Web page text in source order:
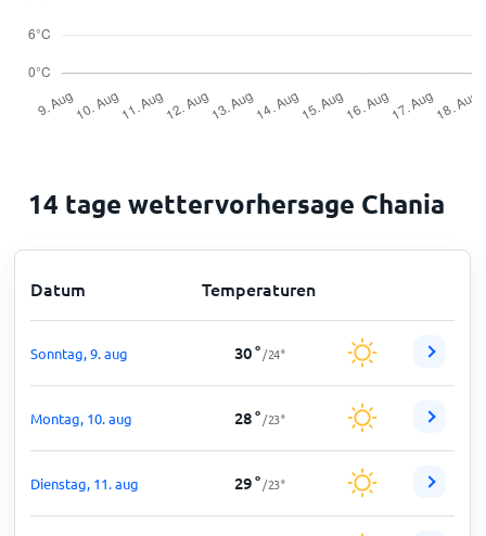
14 tage wettervorhersage Chania
Datum Temperaturen
Sonntag, 9. aug 30° /24°
Montag, 10. aug 28° /23°
Dienstag, 11. aug 29° /23°